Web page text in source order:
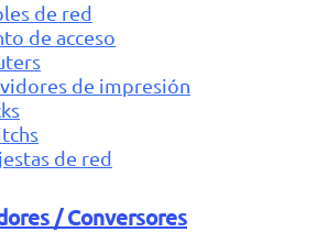
de red
de acceso
de impresión
de red
/ Conversores